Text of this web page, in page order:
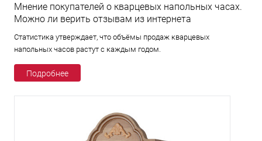
Мнение покупателей о кварцевых напольных часах.
Можно ли верить отзывам из интернета
Статистика утверждает, что объёмы продаж кварцевых
напольных часов растут с каждым годом.
Подробнее